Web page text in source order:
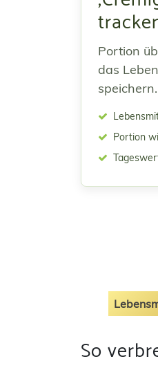
Portion
das
speichern.
Portion
So